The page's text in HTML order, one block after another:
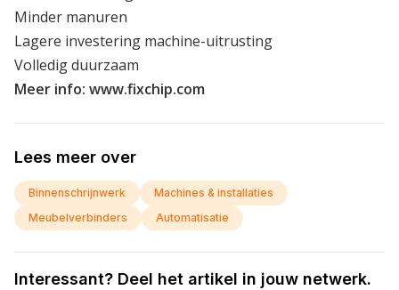
Minder manuren
Lagere investering machine-uitrusting
Volledig duurzaam
Meer info: www.fixchip.com
Lees meer over
Binnenschrijnwerk
Machines & installaties
Meubelverbinders
Automatisatie
Interessant? Deel het artikel in jouw netwerk.